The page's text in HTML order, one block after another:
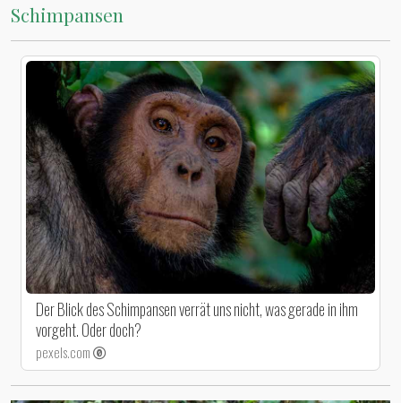
Schimpansen
Der Blick des Schimpansen verrät uns nicht, was gerade in ihm
vorgeht. Oder doch?
pexels.com